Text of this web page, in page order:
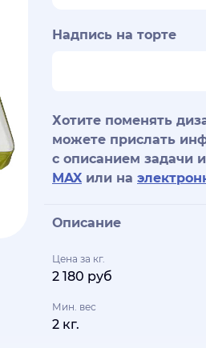
Надпись на торте
Хотите поменять
можете прислать
с описанием задачи
MAX или на
Описание
Цена за кг.
2 180 руб
Мин. вес
2 кг.